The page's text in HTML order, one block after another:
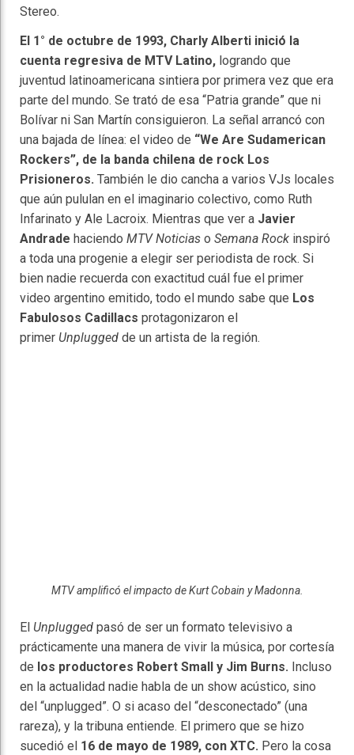
Stereo.
El 1° de octubre de 1993, Charly Alberti inició la
cuenta regresiva de MTV Latino, logrando que
juventud latinoamericana sintiera por primera vez que era
parte del mundo. Se trató de esa “Patria grande” que ni
Bolívar ni San Martín consiguieron. La señal arrancó con
una bajada de línea: el video de “We Are Sudamerican
Rockers”, de la banda chilena de rock Los
Prisioneros. También le dio cancha a varios VJs locales
que aún pululan en el imaginario colectivo, como Ruth
Infarinato y Ale Lacroix. Mientras que ver a Javier
Andrade haciendo MTV Noticias o Semana Rock inspiró
a toda una progenie a elegir ser periodista de rock. Si
bien nadie recuerda con exactitud cuál fue el primer
video argentino emitido, todo el mundo sabe que Los
Fabulosos Cadillacs protagonizaron el
primer Unplugged de un artista de la región.
MTV amplificó el impacto de Kurt Cobain y Madonna.
El Unplugged pasó de ser un formato televisivo a
prácticamente una manera de vivir la música, por cortesía
de los productores Robert Small y Jim Burns. Incluso
en la actualidad nadie habla de un show acústico, sino
del “unplugged”. O si acaso del “desconectado” (una
rareza), y la tribuna entiende. El primero que se hizo
sucedió el 16 de mayo de 1989, con XTC. Pero la cosa